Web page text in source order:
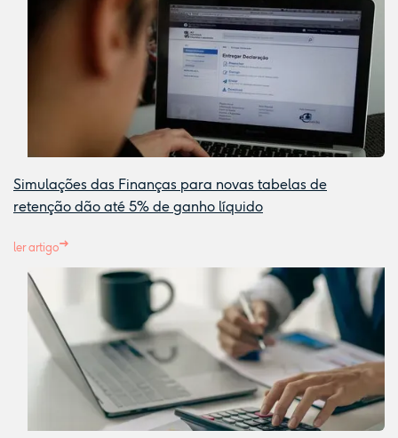
Simulações das Finanças para novas tabelas de
retenção dão até 5% de ganho líquido
ler artigo